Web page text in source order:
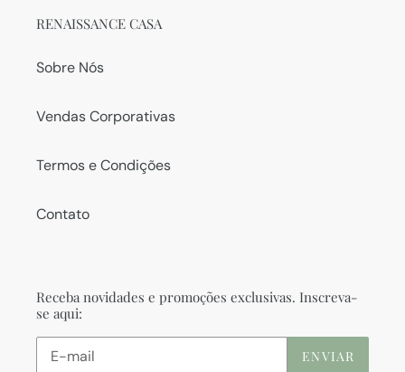
RENAISSANCE CASA
Sobre Nós
Vendas Corporativas
Termos e Condições
Contato
Receba novidades e promoções exclusivas. Inscreva-
se aqui:
ENVIAR